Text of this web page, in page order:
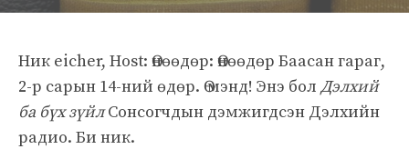
Ник eicher, Host: Өнөөдөр: Өнөөдөр Баасан гараг,
2-р сарын 14-ний өдөр. Ө мэнд! Энэ бол Дэлхий
ба бүх зүйлСонсогчдын дэмжигдсэн Дэлхийн
радио. Би ник.